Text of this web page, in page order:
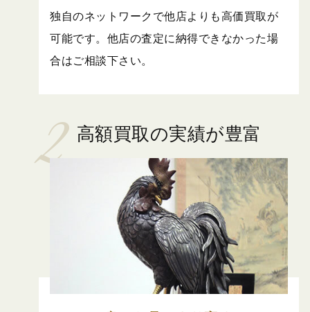
独自のネットワークで他店よりも高価買取が
可能です。他店の査定に納得できなかった場
合はご相談下さい。
高額買取の実績が豊富